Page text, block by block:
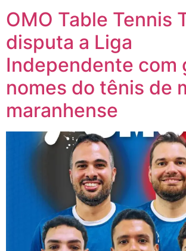
OMO Table Tennis
disputa a Liga
Independente com
nomes do tênis de
maranhense